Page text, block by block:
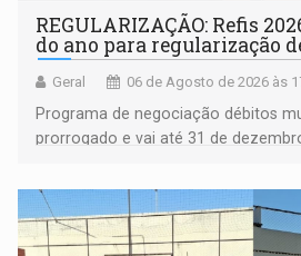
REGULARIZAÇÃO: Refis
do ano para regularização
Geral 06 de Agosto de 2026 às
Programa de negociação débitos
prorrogado e vai até 31 de